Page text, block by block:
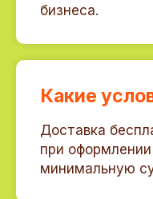
бизнеса.
Какие
Доставка
при оформлении
минимальную